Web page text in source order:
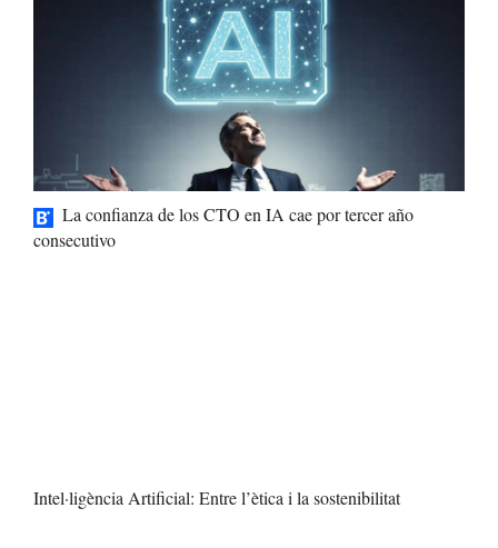
La confianza de los CTO en IA cae por tercer año
consecutivo
Intel·ligència Artificial: Entre l’ètica i la sostenibilitat